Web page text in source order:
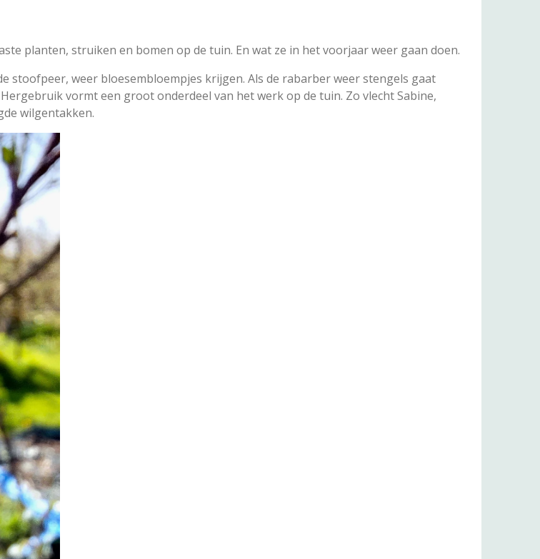
planten, struiken en bomen op de tuin. En wat ze in het voorjaar weer gaan doen.
stoofpeer, weer bloesembloempjes krijgen. Als de rabarber weer stengels gaat
vormt een groot onderdeel van het werk op de tuin. Zo vlecht Sabine,
wilgentakken.